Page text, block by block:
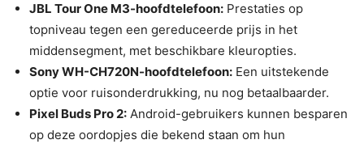
JBL Tour One M3-hoofdtelefoon: Prestaties op
topniveau tegen een gereduceerde prijs in het
middensegment, met beschikbare kleuropties.
Sony WH-CH720N-hoofdtelefoon: Een uitstekende
optie voor ruisonderdrukking, nu nog betaalbaarder.
Pixel Buds Pro 2: Android-gebruikers kunnen besparen
op deze oordopjes die bekend staan ​​om hun